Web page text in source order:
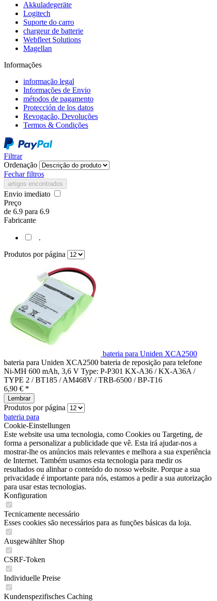
Akkuladegeräte
Logitech
Suporte do carro
chargeur de batterie
Webfleet Solutions
Magellan
Informações
informação legal
Informações de Envio
métodos de pagamento
Protección de los datos
Revogação, Devoluções
Termos & Condições
Filtrar
Ordenação
Fechar filtros
artigos encontrados
Envio imediato
Preço
de 6.9 para 6.9
Fabricante
.
Produtos por página
bateria para Uniden XCA2500
bateria para Uniden XCA2500 bateria de reposição para telefone
Ni-MH 600 mAh, 3,6 V Type: P-P301 KX-A36 / KX-A36A /
TYPE 2 / BT185 / AM468V / TRB-6500 / BP-T16
6,90 € *
Lembrar
Produtos por página
bateria para
Cookie-Einstellungen
Este website usa uma tecnologia, como Cookies ou Targeting, de
forma a personalizar a publicidade que vê. Esta irá ajudar-nos a
mostrar-lhe os anúncios mais relevantes e melhora a sua experiência
de Internet. Também usamos esta tecnologia para medir os
resultados ou alinhar o conteúdo do nosso website. Porque a sua
privacidade é importante para nós, estamos a pedir a sua autorização
para usar estas tecnologias.
Konfiguration
Tecnicamente necessário
Esses cookies são necessários para as funções básicas da loja.
Ausgewählter Shop
CSRF-Token
Individuelle Preise
Kundenspezifisches Caching